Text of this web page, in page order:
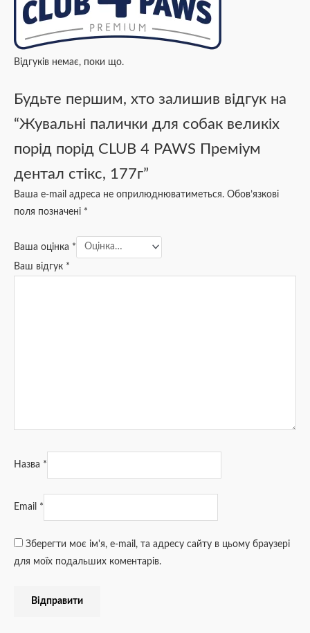
Відгуків немає, поки що.
Будьте першим, хто залишив відгук на
“Жувальні палички для собак великіх
порід порід CLUB 4 PAWS Преміум
дентал стікс, 177г”
Ваша e-mail адреса не оприлюднюватиметься. Обов’язкові
поля позначені *
Ваша оцінка *
Ваш відгук *
Назва *
Email *
Зберегти моє ім'я, e-mail, та адресу сайту в цьому браузері
для моїх подальших коментарів.